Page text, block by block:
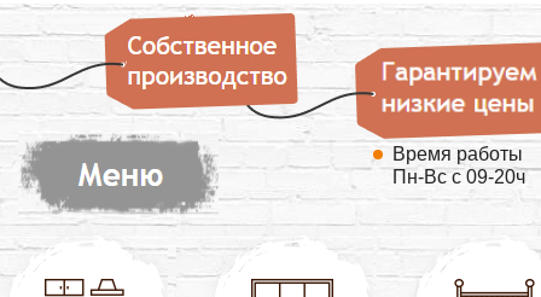
Время работы
Пн-Вс с 09-20ч